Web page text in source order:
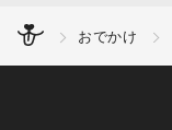
おでかけ